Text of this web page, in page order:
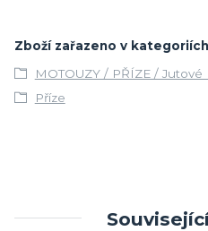
Zboží zařazeno v kategoriích
MOTOUZY / PŘÍZE / Jutové
Příze